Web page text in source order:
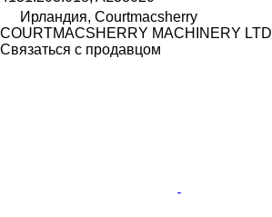
Ирландия, Courtmacsherry
COURTMACSHERRY MACHINERY LTD
Связаться с продавцом